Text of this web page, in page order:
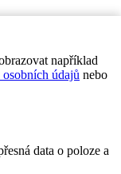
například
údajů nebo
data o poloze a